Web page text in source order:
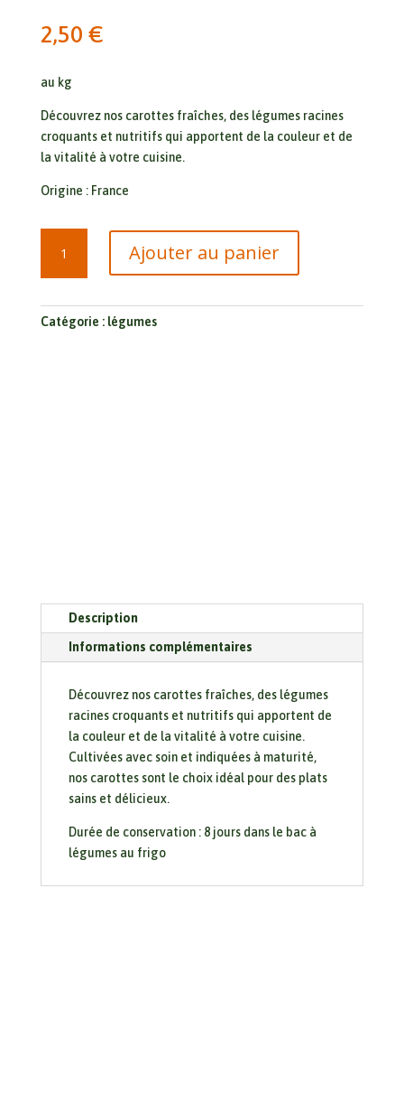
2,50 €
au kg
Découvrez nos carottes fraîches, des légumes racines
croquants et nutritifs qui apportent de la couleur et de
la vitalité à votre cuisine.
Origine : France
Carottes
Ajouter au panier
Catégorie : légumes
Description
Informations complémentaires
Découvrez nos carottes fraîches, des légumes
racines croquants et nutritifs qui apportent de
la couleur et de la vitalité à votre cuisine.
Cultivées avec soin et indiquées à maturité,
nos carottes sont le choix idéal pour des plats
sains et délicieux.
Durée de conservation : 8 jours dans le bac à
légumes au frigo